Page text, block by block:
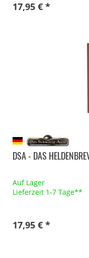
17,95 € *
DSA - DAS
Auf Lager
Lieferzeit 1-7 Tage**
17,95 € *